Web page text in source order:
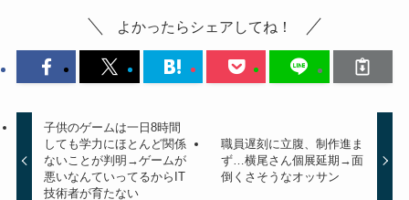
よかったらシェアしてね！
子供のゲームは一日8時間
しても学力にほとんど関係
ないことが判明→ゲームが
悪いなんていってるからIT
技術者が育たない
職員遅刻に立腹、制作進ま
ず…横尾さん個展延期→面
倒くさそうなオッサン